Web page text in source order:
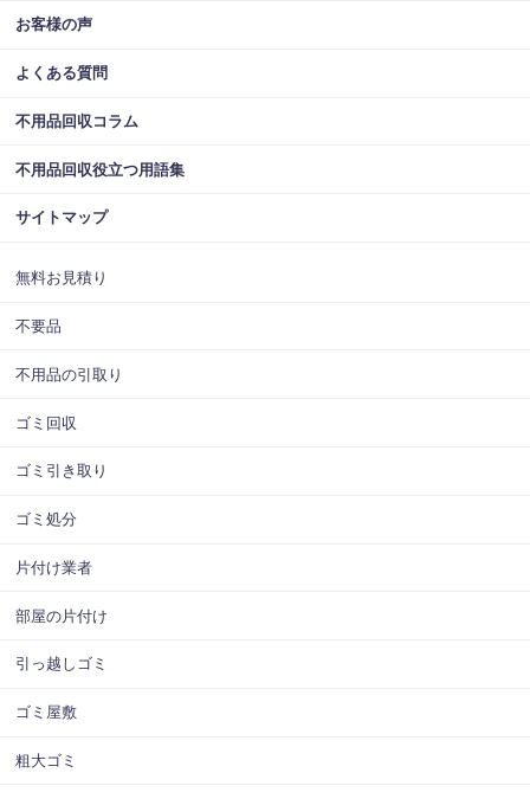
お客様の声
よくある質問
不用品回収コラム
不用品回収役立つ用語集
サイトマップ
無料お見積り
不要品
不用品の引取り
ゴミ回収
ゴミ引き取り
ゴミ処分
片付け業者
部屋の片付け
引っ越しゴミ
ゴミ屋敷
粗大ゴミ